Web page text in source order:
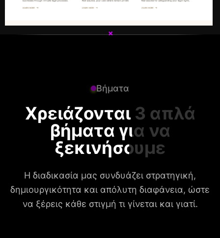
+
+
Βήματα
Χρειάζονται 3 απλά
βήματα για να
ξεκινήσουμε
Η διαδικασία μας συνδυάζει στρατηγική,
δημιουργικότητα και απόλυτη διαφάνεια, ώστε
να ξέρεις κάθε στιγμή τι γίνεται και γιατί.